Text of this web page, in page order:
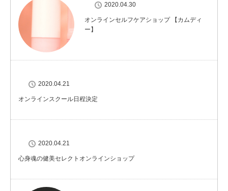
2020.04.30
オンラインセルフケアショップ 【カムディ
ー】
2020.04.21
オンラインスクール日程決定
2020.04.21
心身魂の健美セレクトオンラインショップ